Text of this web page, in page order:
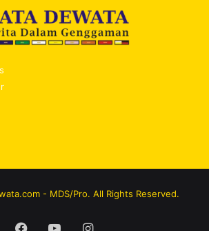
- MDS/Pro. All Rights Reserved.
Facebook
YouTubeInstagram